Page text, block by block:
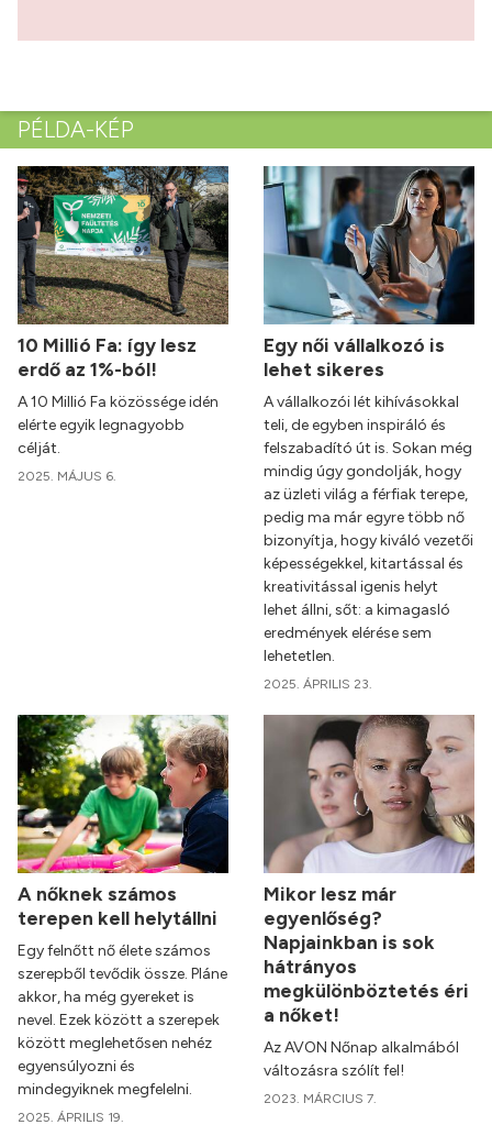
PÉLDA-KÉP
10 Millió Fa: így lesz
erdő az 1%-ból!
A 10 Millió Fa közössége idén
elérte egyik legnagyobb
célját.
2025. MÁJUS 6.
Egy női vállalkozó is
lehet sikeres
A vállalkozói lét kihívásokkal
teli, de egyben inspiráló és
felszabadító út is. Sokan még
mindig úgy gondolják, hogy
az üzleti világ a férfiak terepe,
pedig ma már egyre több nő
bizonyítja, hogy kiváló vezetői
képességekkel, kitartással és
kreativitással igenis helyt
lehet állni, sőt: a kimagasló
eredmények elérése sem
lehetetlen.
2025. ÁPRILIS 23.
A nőknek számos
terepen kell helytállni
Egy felnőtt nő élete számos
szerepből tevődik össze. Pláne
akkor, ha még gyereket is
nevel. Ezek között a szerepek
között meglehetősen nehéz
egyensúlyozni és
mindegyiknek megfelelni.
2025. ÁPRILIS 19.
Mikor lesz már
egyenlőség?
Napjainkban is sok
hátrányos
megkülönböztetés éri
a nőket!
Az AVON Nőnap alkalmából
változásra szólít fel!
2023. MÁRCIUS 7.